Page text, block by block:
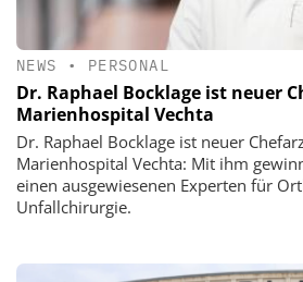
NEWS • PERSONAL
Dr. Raphael Bocklage ist neuer
Marienhospital Vechta
Dr. Raphael Bocklage ist neuer
Marienhospital Vechta: Mit ihm
einen ausgewiesenen Experten für
Unfallchirurgie.